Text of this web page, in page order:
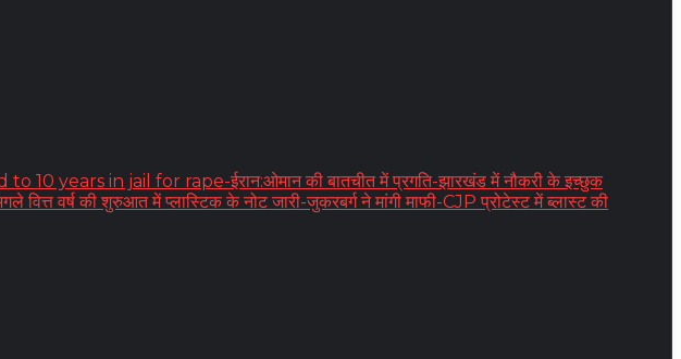
years in jail for rape-ईरान:ओमान की बातचीत में प्रगति-झारखंड में नौकरी के इच्छुक
वर्ष की शुरुआत में प्लास्टिक के नोट जारी-जुकरबर्ग ने मांगी माफी-CJP प्रोटेस्ट में ब्लास्ट की